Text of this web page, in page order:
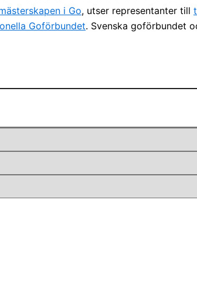
i Go, utser representanter till
Goförbundet. Svenska goförbundet